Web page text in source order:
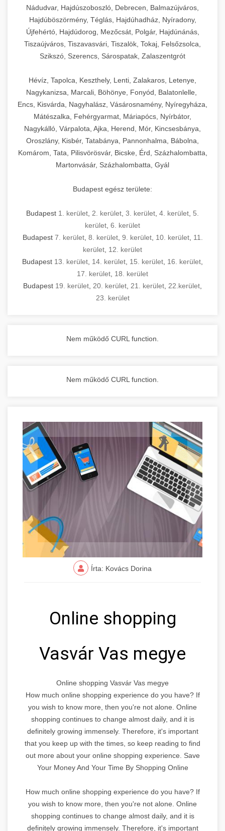
Nádudvar, Hajdúszoboszló, Debrecen, Balmazújváros,
Hajdúböszörmény, Téglás, Hajdúhadház, Nyíradony,
Újfehértó, Hajdúdorog, Mezőcsát, Polgár, Hajdúnánás,
Tiszaújváros, Tiszavasvári, Tiszalök, Tokaj, Felsőzsolca,
Szikszó, Szerencs, Sárospatak, Zalaszentgrót
Hévíz, Tapolca, Keszthely, Lenti, Zalakaros, Letenye,
Nagykanizsa, Marcali, Böhönye, Fonyód, Balatonlelle,
Encs, Kisvárda, Nagyhalász, Vásárosnamény, Nyíregyháza,
Mátészalka, Fehérgyarmat, Máriapócs, Nyírbátor,
Nagykálló, Várpalota, Ajka, Herend, Mór, Kincsesbánya,
Oroszlány, Kisbér, Tatabánya, Pannonhalma, Bábolna,
Komárom, Tata, Pilisvörösvár, Bicske, Érd, Százhalombatta,
Martonvásár, Százhalombatta, Gyál
Budapest egész területe:
Budapest 1. kerület 2. kerület 3. kerület 4. kerület 5.
kerület 6. kerület
Budapest 7. kerület, 8. kerület, 9. kerület, 10. kerület, 11.
kerület 12. kerület
Budapest 13. kerület 14. kerület 15. kerület 16. kerület
17. kerület 18. kerület
Budapest 19. kerület 20. kerület 21. kerület 22.kerület
23. kerület
Nem működő CURL function.
Nem működő CURL function.
Írta: Kovács Dorina
Online shopping
Vasvár Vas megye
Online shopping Vasvár Vas megye
How much online shopping experience do you have? If
you wish to know more, then you're not alone. Online
shopping continues to change almost daily, and it is
definitely growing immensely. Therefore, it's important
that you keep up with the times, so keep reading to find
out more about your online shopping experience. Save
Your Money And Your Time By Shopping Online
How much online shopping experience do you have? If
you wish to know more, then you're not alone. Online
shopping continues to change almost daily, and it is
definitely growing immensely. Therefore, it's important